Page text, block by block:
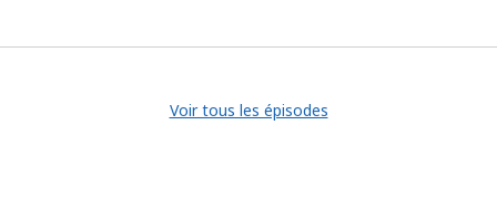
Voir tous les épisodes